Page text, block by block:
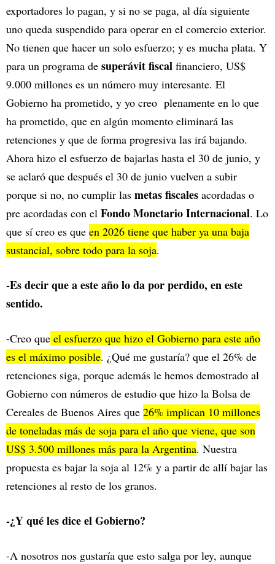
exportadores lo pagan, y si no se paga, al día siguiente
uno queda suspendido para operar en el comercio exterior.
No tienen que hacer un solo esfuerzo; y es mucha plata. Y
para un programa de superávit fiscal financiero, US$
9.000 millones es un número muy interesante. El
Gobierno ha prometido, y yo creo plenamente en lo que
ha prometido, que en algún momento eliminará las
retenciones y que de forma progresiva las irá bajando.
Ahora hizo el esfuerzo de bajarlas hasta el 30 de junio, y
se aclaró que después el 30 de junio vuelven a subir
porque si no, no cumplir las metas fiscales acordadas o
pre acordadas con el Fondo Monetario Internacional. Lo
que sí creo es que en 2026 tiene que haber ya una baja
sustancial, sobre todo para la soja.
-Es decir que a este año lo da por perdido, en este
sentido.
-Creo que el esfuerzo que hizo el Gobierno para este año
es el máximo posible. ¿Qué me gustaría? que el 26% de
retenciones siga, porque además le hemos demostrado al
Gobierno con números de estudio que hizo la Bolsa de
Cereales de Buenos Aires que 26% implican 10 millones
de toneladas más de soja para el año que viene, que son
US$ 3.500 millones más para la Argentina. Nuestra
propuesta es bajar la soja al 12% y a partir de allí bajar las
retenciones al resto de los granos.
-¿Y qué les dice el Gobierno?
-A nosotros nos gustaría que esto salga por ley, aunque